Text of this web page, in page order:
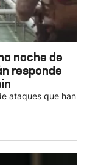
noche de
responde
ataques que han